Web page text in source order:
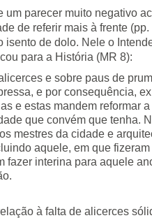
um parecer muito negativo
de referir mais à frente
isento de dolo. Nele o
para a História (MR 8):
e sobre paus de
e por consequência,
e estas mandem reformar
que convém que tenha.
mestres da cidade e
aquele, em que
fazer interina para aquele
à falta de alicerces